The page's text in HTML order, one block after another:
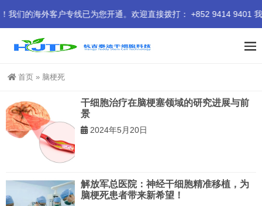
们的海外客户专线已为您开通。欢迎直接拨打： +852 9414 9401
首页 » 脑梗死
干细胞治疗在脑梗塞领域的研究进展与前
景
2024年5月20日
解放军总医院：神经干细胞精准移植，为
脑梗死患者带来新希望！